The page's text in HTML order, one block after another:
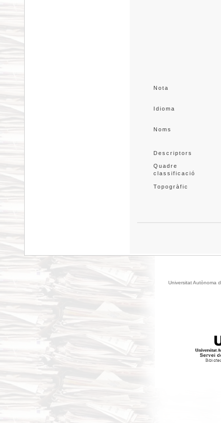
Nota
Idioma
Noms
Descriptors
Quadre
classificació
Topogràfic
Universitat Autònoma